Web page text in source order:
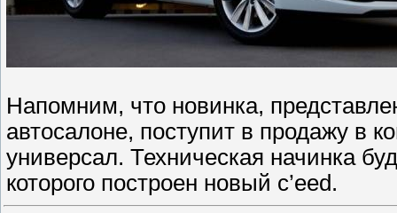
Напомним, что новинка,
автосалоне, поступит в продажу в
универсал. Техническая начинка
которого построен новый c’eed.